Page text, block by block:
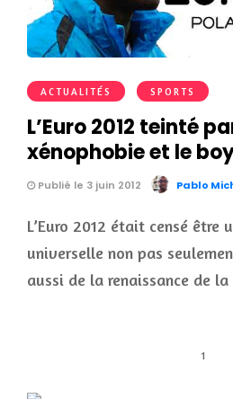
ACTUALITÉS SPORTS
L’Euro 2012 teinté
xénophobie et le
Publié le 3 juin 2012 Pablo
L’Euro 2012 était censé être
universelle non pas
aussi de la renaissance de
1